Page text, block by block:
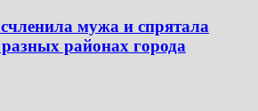
мужа и спрятала
районах города